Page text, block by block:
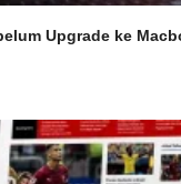
Upgrade ke